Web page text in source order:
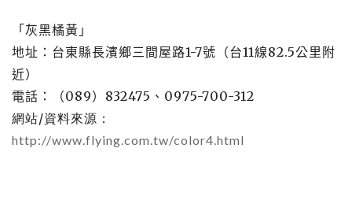
「灰黑橘黃」
地址：台東縣長濱鄉三間屋路1-7號（台11線82.5公里附
近）
電話：（089） 832475 、 0975-700-312
網站/資料來源：
http://www.flying.com.tw/color4.html